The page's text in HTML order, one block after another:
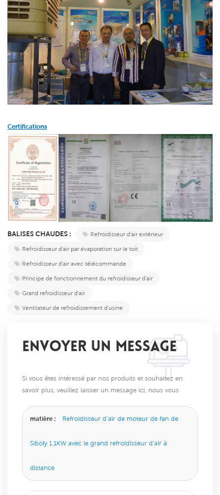
Certifications
BALISES CHAUDES :
Refroidisseur d'air extérieur
Refroidisseur d'air par évaporation sur le toit
Refroidisseur d'air avec télécommande
Principe de fonctionnement du refroidisseur d'air
Grand refroidisseur d'air
Ventilateur de refroidissement d'usine
ENVOYER UN MESSAGE
Si vous êtes intéressé par nos produits et souhaitez en
savoir plus, veuillez laisser un message ici, nous vous
matière : Refroidisseur d'air de moteur de fan de
Siboly 1.1KW avec le grand refroidisseur d'air à
distance